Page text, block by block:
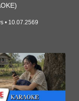
• 10.07.2569